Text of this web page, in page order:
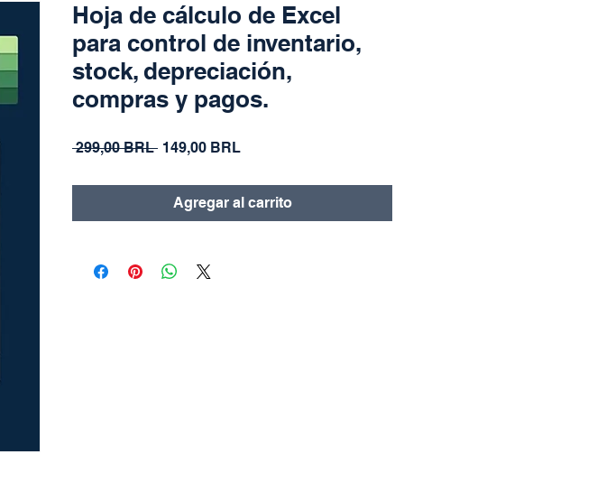
Hoja de cálculo de Excel
para control de inventario,
stock, depreciación,
compras y pagos.
299,00 BRL Precio
149,00 BRLPrecio
oferta
Agregar al carrito